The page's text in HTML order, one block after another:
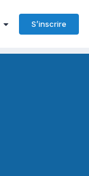
S’inscrire